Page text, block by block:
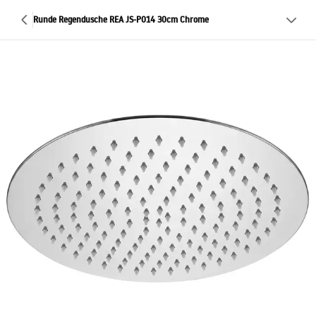
Runde Regendusche REA JS-P014 30cm Chrome